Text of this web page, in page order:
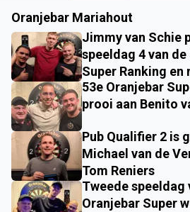
Oranjebar Mariahout
Jimmy van Schie
speeldag 4 van
Super Ranking
53e Oranjebar
prooi aan Benito
Pub Qualifier 2 is
Michael van de
Tom Reniers
Tweede speeldag
Oranjebar Super